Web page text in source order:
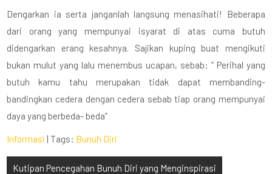
Dengarkan ia serta janganlah langsung menasihati! Beberapa
dari orang yang mempunyai isyarat di atas cuma butuh
didengarkan erang kesahnya. Sajikan kuping buat mengikuti
bukan mulut yang lalu menembus ucapan, sebab: ” Perihal yang
butuh kamu tahu merupakan tidak dapat membanding-
bandingkan cedera dengan cedera sebab tiap orang mempunyai
daya yang berbeda- beda”
Informasi | Tags: Bunuh Diri
Post
Kutipan Pencegahan Bunuh Diri yang Menginspirasi